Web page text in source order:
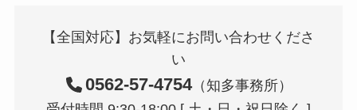
【全国対応】お気軽にお問い合わせくださ
い
0562-57-4754（知多事務所）